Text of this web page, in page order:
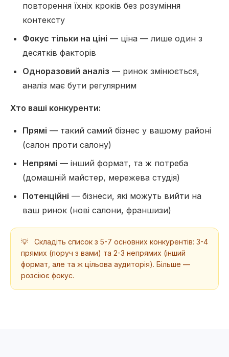
повторення їхніх кроків без розуміння
контексту
Фокус тільки на ціні — ціна — лише один з
десятків факторів
Одноразовий аналіз — ринок змінюється,
аналіз має бути регулярним
Хто ваші конкуренти:
Прямі — такий самий бізнес у вашому районі
(салон проти салону)
Непрямі — інший формат, та ж потреба
(домашній майстер, мережева студія)
Потенційні — бізнеси, які можуть вийти на
ваш ринок (нові салони, франшизи)
💡
Складіть список з 5-7 основних конкурентів: 3-4
прямих (поруч з вами) та 2-3 непрямих (інший
формат, але та ж цільова аудиторія). Більше —
розсіює фокус.